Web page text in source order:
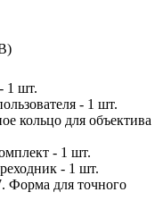
1 шт.
- 1 шт.
кольцо для объектива
- 1 шт.
- 1 шт.
Форма для точного